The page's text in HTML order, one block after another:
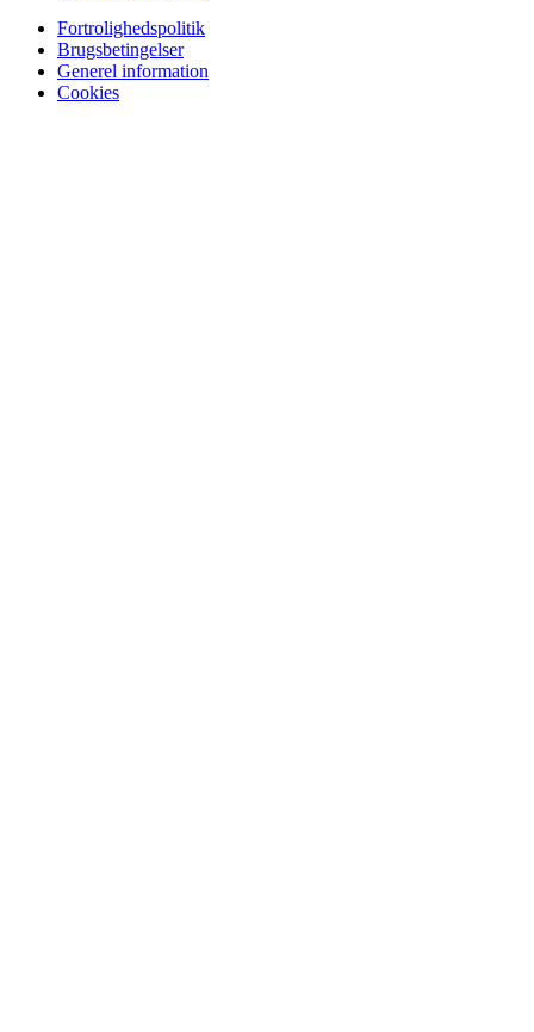
Fortrolighedspolitik
Brugsbetingelser
Generel information
Cookies